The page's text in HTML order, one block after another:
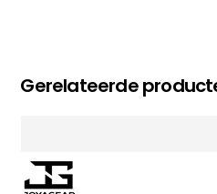
Gerelateerde